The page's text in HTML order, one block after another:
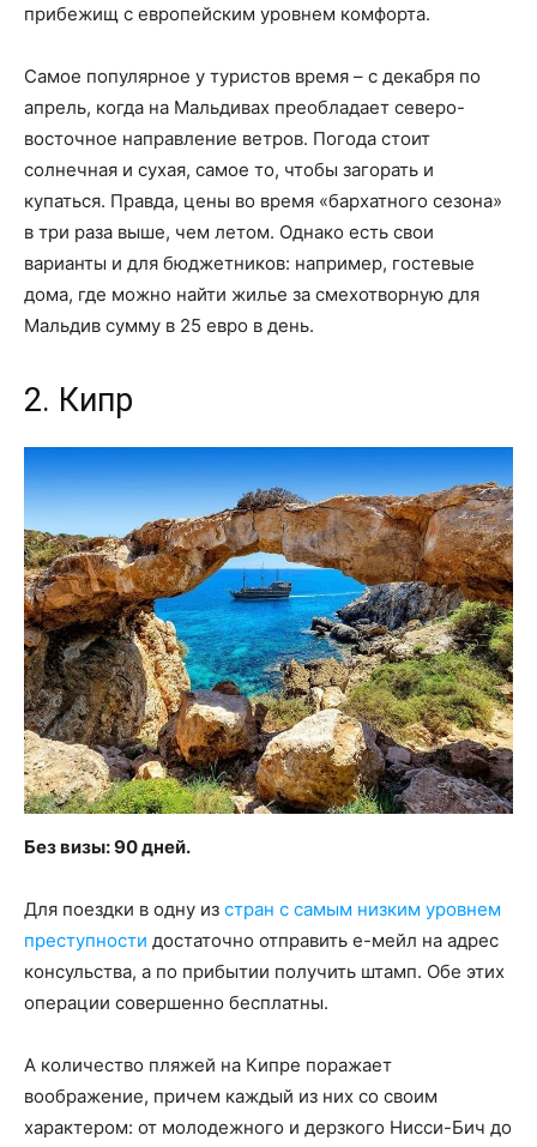
прибежищ с европейским уровнем комфорта.
Самое популярное у туристов время – с декабря по
апрель, когда на Мальдивах преобладает северо-
восточное направление ветров. Погода стоит
солнечная и сухая, самое то, чтобы загорать и
купаться. Правда, цены во время «бархатного сезона»
в три раза выше, чем летом. Однако есть свои
варианты и для бюджетников: например, гостевые
дома, где можно найти жилье за смехотворную для
Мальдив сумму в 25 евро в день.
2. Кипр
Без визы: 90 дней.
Для поездки в одну из стран с самым низким уровнем
преступности достаточно отправить е-мейл на адрес
консульства, а по прибытии получить штамп. Обе этих
операции совершенно бесплатны.
А количество пляжей на Кипре поражает
воображение, причем каждый из них со своим
характером: от молодежного и дерзкого Нисси-Бич до